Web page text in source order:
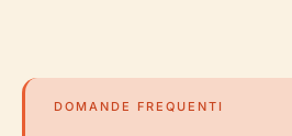
DOMANDE FREQUENTI